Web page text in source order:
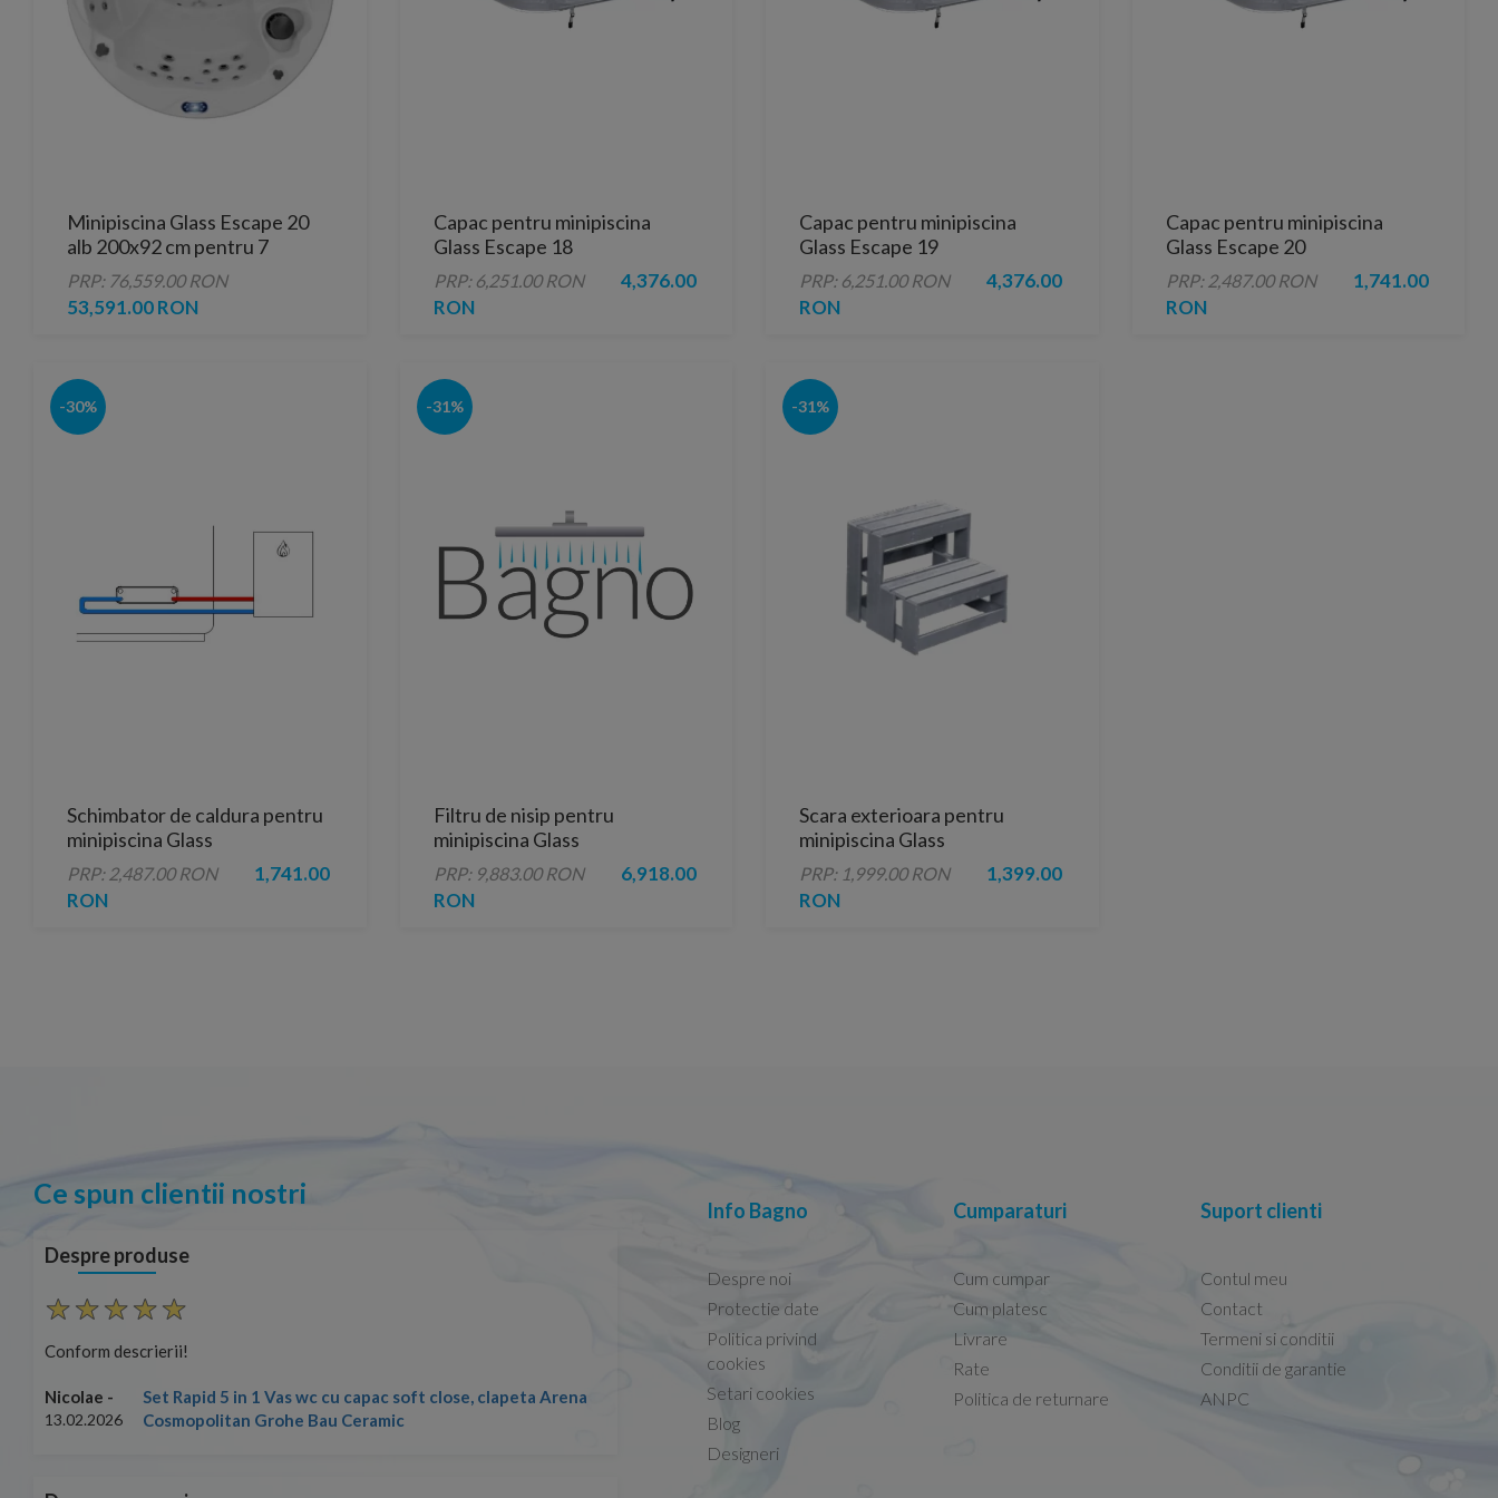
Minipiscina Glass Escape 20
alb 200x92 cm pentru 7
persoane
PRP: 76,559.00 RON
53,591.00 RON
Capac pentru minipiscina
Glass Escape 18
PRP: 6,251.00 RON
4,376.00
RON
Capac pentru minipiscina
Glass Escape 19
PRP: 6,251.00 RON
4,376.00
RON
Capac pentru minipiscina
Glass Escape 20
PRP: 2,487.00 RON
1,741.00
RON
-30%
Schimbator de caldura pentru
minipiscina Glass
PRP: 2,487.00 RON
1,741.00
RON
-31%
Filtru de nisip pentru
minipiscina Glass
PRP: 9,883.00 RON
6,918.00
RON
-31%
Scara exterioara pentru
minipiscina Glass
PRP: 1,999.00 RON
1,399.00
RON
Ce spun clientii nostri
Despre produse
Conform descrierii!
Nicolae -
13.02.2026
Set Rapid 5 in 1 Vas wc cu capac soft close, clapeta Arena
Cosmopolitan Grohe Bau Ceramic
Conform descrierii!
13.02.2026
Capacele Grohe sunt de bună calitate și se
Marius -08.02.2026
Info Bagno
Despre noi
Protectie date
Politica privind
cookies
Setari cookies
Blog
Designeri
Cumparaturi
Cum cumpar
Cum platesc
Livrare
Rate
Politica de returnare
Suport clienti
Contul meu
Contact
Termeni si conditii
Conditii de garantie
ANPC